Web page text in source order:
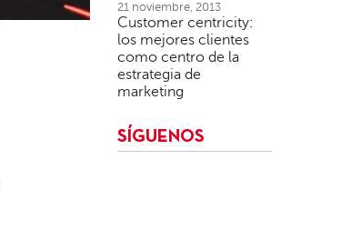
21 noviembre, 2013
Customer centricity:
los mejores clientes
como centro de la
estrategia de
marketing
SÍGUENOS